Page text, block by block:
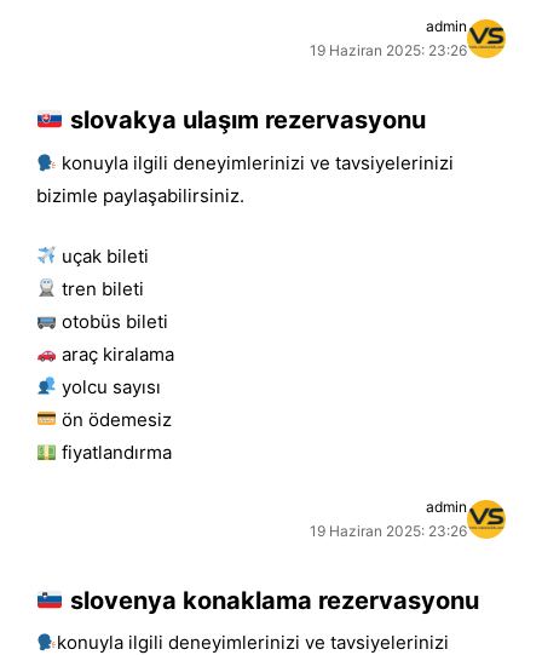
admin
19 Haziran 2025: 23:26
slovakya ulaşım rezervasyonu
konuyla ilgili deneyimlerinizi ve tavsiyelerinizi
bizimle paylaşabilirsiniz.
uçak bileti
tren bileti
otobüs bileti
araç kiralama
yolcu sayısı
ön ödemesiz
fiyatlandırma
admin
19 Haziran 2025: 23:26
slovenya konaklama rezervasyonu
konuyla ilgili deneyimlerinizi ve tavsiyelerinizi